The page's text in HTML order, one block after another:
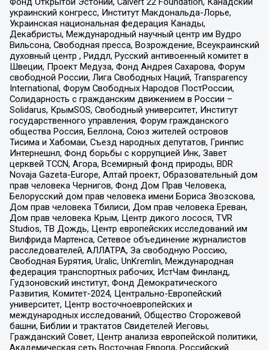
украинский конгресс, Институт Макдональда-Лорье,
Украинская национальная федерация Канады,
Декабристы, Международный научный центр им Вудро
Вильсона, Свободная пресса, Возрождение, Всеукраинский
духовный центр , Риддл, Русский антивоенный комитет в
Швеции, Проект Медуза, Фонд Андрея Сахарова, Форум
свободной России, Лига Свободных Наций, Transparеncy
International, Форум Свободных Народов ПостРоссии,
Солидарность с гражданским движением в России –
Solidarus, КрымSOS, Свободный университет, Институт
государственного управления, Форум гражданского
общества Россия, Беллона, Союз жителей островов
Тисима и Хабомаи, Съезд народных депутатов, Гринпис
Интернешнл, Фонд борьбы с коррупцией Инк, Завет
церквей TCCN, Агора, Всемирный фонд природы, BDR
Novaja Gazeta-Europe, Алтай проект, Образовательный дом
прав человека Чернигов, Фонд Дом Прав Человека,
Белорусский дом прав человека имени Бориса Звозскова,
Дом прав человека Тбилиси, Дом прав человека Ереван,
Дом прав человека Крым, Центр дикого лосося, TVR
Studios, ТВ Дождь, Центр европейских исследований им
Вилфрида Мартенса, Сетевое объединение журналистов
расследователей, АЛЛАТРА, За свободную Россию,
Свободная Бурятия, Uralic, UnKremlin, Международная
федерация транспортных рабочих, ИстЧам Финланд,
Гудзоновский институт, Фонд Демократического
Развития, Комитет-2024, Центрально-Европейский
университет, Центр восточноевропейских и
международных исследований, Общество Сторожевой
башни, Библии и трактатов Свидетелей Иеговы,
Гражданский Совет, Центр анализа европейской политики,
Академическая сеть Восточная Европа, Российский